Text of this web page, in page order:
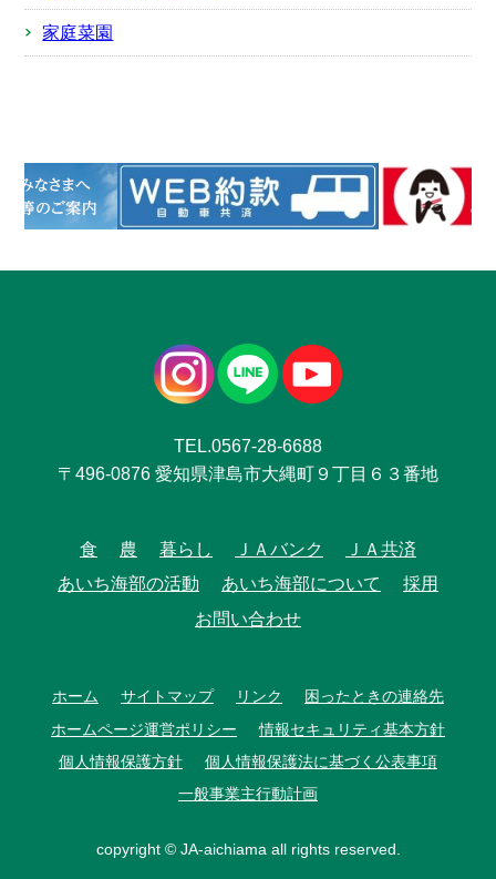
家庭菜園
TEL.0567-28-6688
〒496-0876 愛知県津島市大縄町９丁目６３番地
食 農 暮らし ＪＡバンク
ＪＡ共済
あいち海部の活動
あいち海部について
採用
お問い合わせ
ホーム サイトマップ リンク
困ったときの連絡先
ホームページ運営ポリシー
情報セキュリティ基本方針
個人情報保護方針
個人情報保護法に基づく公表事項
一般事業主行動計画
copyright © JA-aichiama all rights reserved.